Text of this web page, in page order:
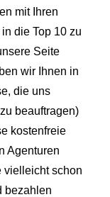
mit Ihren
die Top 10 zu
Seite
wir Ihnen in
die uns
beauftragen)
kostenfreie
Agenturen
vielleicht schon
bezahlen